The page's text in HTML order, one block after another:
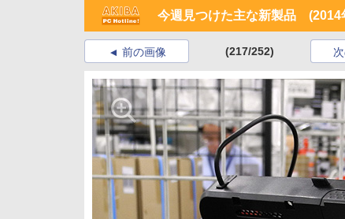
今週見つけた主な新製品 (2014
前の画像 (217/252)